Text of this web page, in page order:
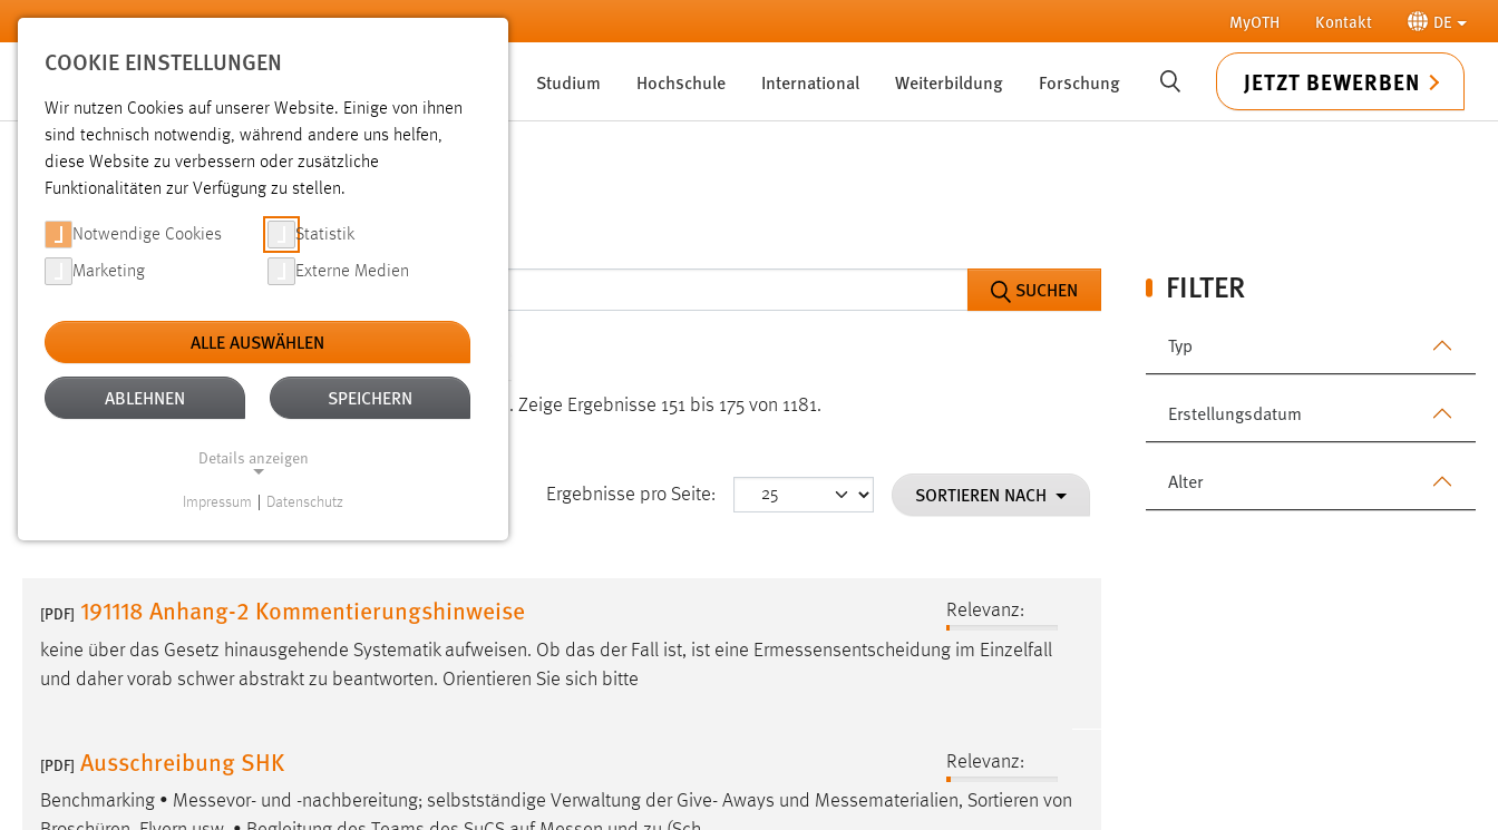
Zum Hauptinhalt springen MyOTH Kontakt DE
Studium Hochschule International Weiterbildung Forschung SUCHE JETZT BEWERBEN
SUCHE
FILTER
Typ
Erstellungsdatum
Alter
SUCHEN
Aktive Filter: TYP: DATEIEN ALLE FILTER ENTFERNEN
Gesucht nach "Messe". Es wurden 1181 Ergebnisse gefunden. Zeige Ergebnisse 151 bis 175 von 1181.
Ergebnisse pro Seite: SORTIEREN NACH
[PDF] 191118 Anhang-2 Kommentierungshinweise
Relevanz:
keine über das Gesetz hinausgehende Systematik aufweisen. Ob das der Fall ist, ist eine Ermessensentscheidung im Einzelfall
und daher vorab schwer abstrakt zu beantworten. Orientieren Sie sich bitte
[PDF] Ausschreibung SHK
Relevanz:
Benchmarking • Messevor- und -nachbereitung; selbstständige Verwaltung der Give- Aways und Messematerialien, Sortieren von
COOKIE EINSTELLUNGEN
Wir nutzen Cookies auf unserer Website. Einige von ihnen
sind technisch notwendig, während andere uns helfen,
diese Website zu verbessern oder zusätzliche
Funktionalitäten zur Verfügung zu stellen.
Notwendige Cookies Statistik
Marketing Externe Medien
ALLE AUSWÄHLEN
ABLEHNEN SPEICHERN
Details anzeigen
Website erforderlich.
Einverständnis
Zweck:
Dieser Cookie speichert die
ausgewählten Einverständnis-Optionen
des Benutzers
Impressum Datenschutz